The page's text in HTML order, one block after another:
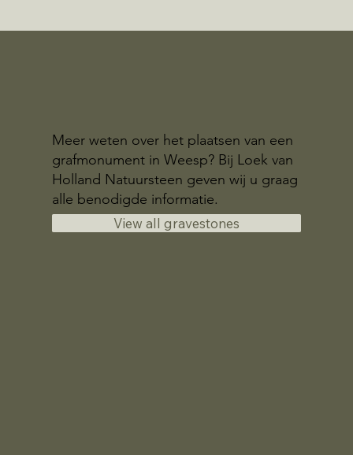
Meer weten over het plaatsen van een
grafmonument in Weesp? Bij Loek van
Holland Natuursteen geven wij u graag
alle benodigde informatie.
View all gravestones